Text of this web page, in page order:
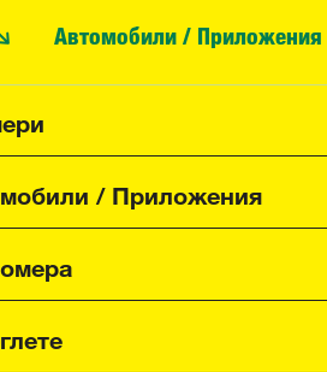
Автомобили / Приложения
/ Приложения